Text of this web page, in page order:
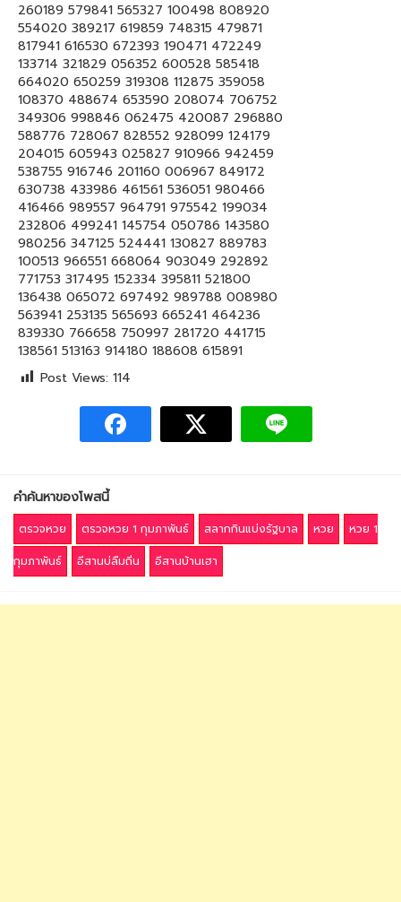
260189 579841 565327 100498 808920
554020 389217 619859 748315 479871
817941 616530 672393 190471 472249
133714 321829 056352 600528 585418
664020 650259 319308 112875 359058
108370 488674 653590 208074 706752
349306 998846 062475 420087 296880
588776 728067 828552 928099 124179
204015 605943 025827 910966 942459
538755 916746 201160 006967 849172
630738 433986 461561 536051 980466
416466 989557 964791 975542 199034
232806 499241 145754 050786 143580
980256 347125 524441 130827 889783
100513 966551 668064 903049 292892
771753 317495 152334 395811 521800
136438 065072 697492 989788 008980
563941 253135 565693 665241 464236
839330 766658 750997 281720 441715
138561 513163 914180 188608 615891
Post Views: 114
คำค้นหาของโพสนี้
ตรวจหวย ตรวจหวย 1 กุมภาพันธ์ สลากกินแบ่งรัฐบาล หวย
หวย 1
กุมภาพันธ์
อีสานบ่ลืมถิ่น อีสานบ้านเฮา